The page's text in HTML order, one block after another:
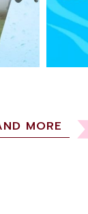
えられる大人
と思います。
らも全力で子
いただければ
MORE